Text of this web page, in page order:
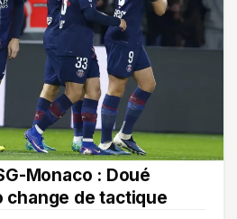
Monaco : Doué
change de tactique